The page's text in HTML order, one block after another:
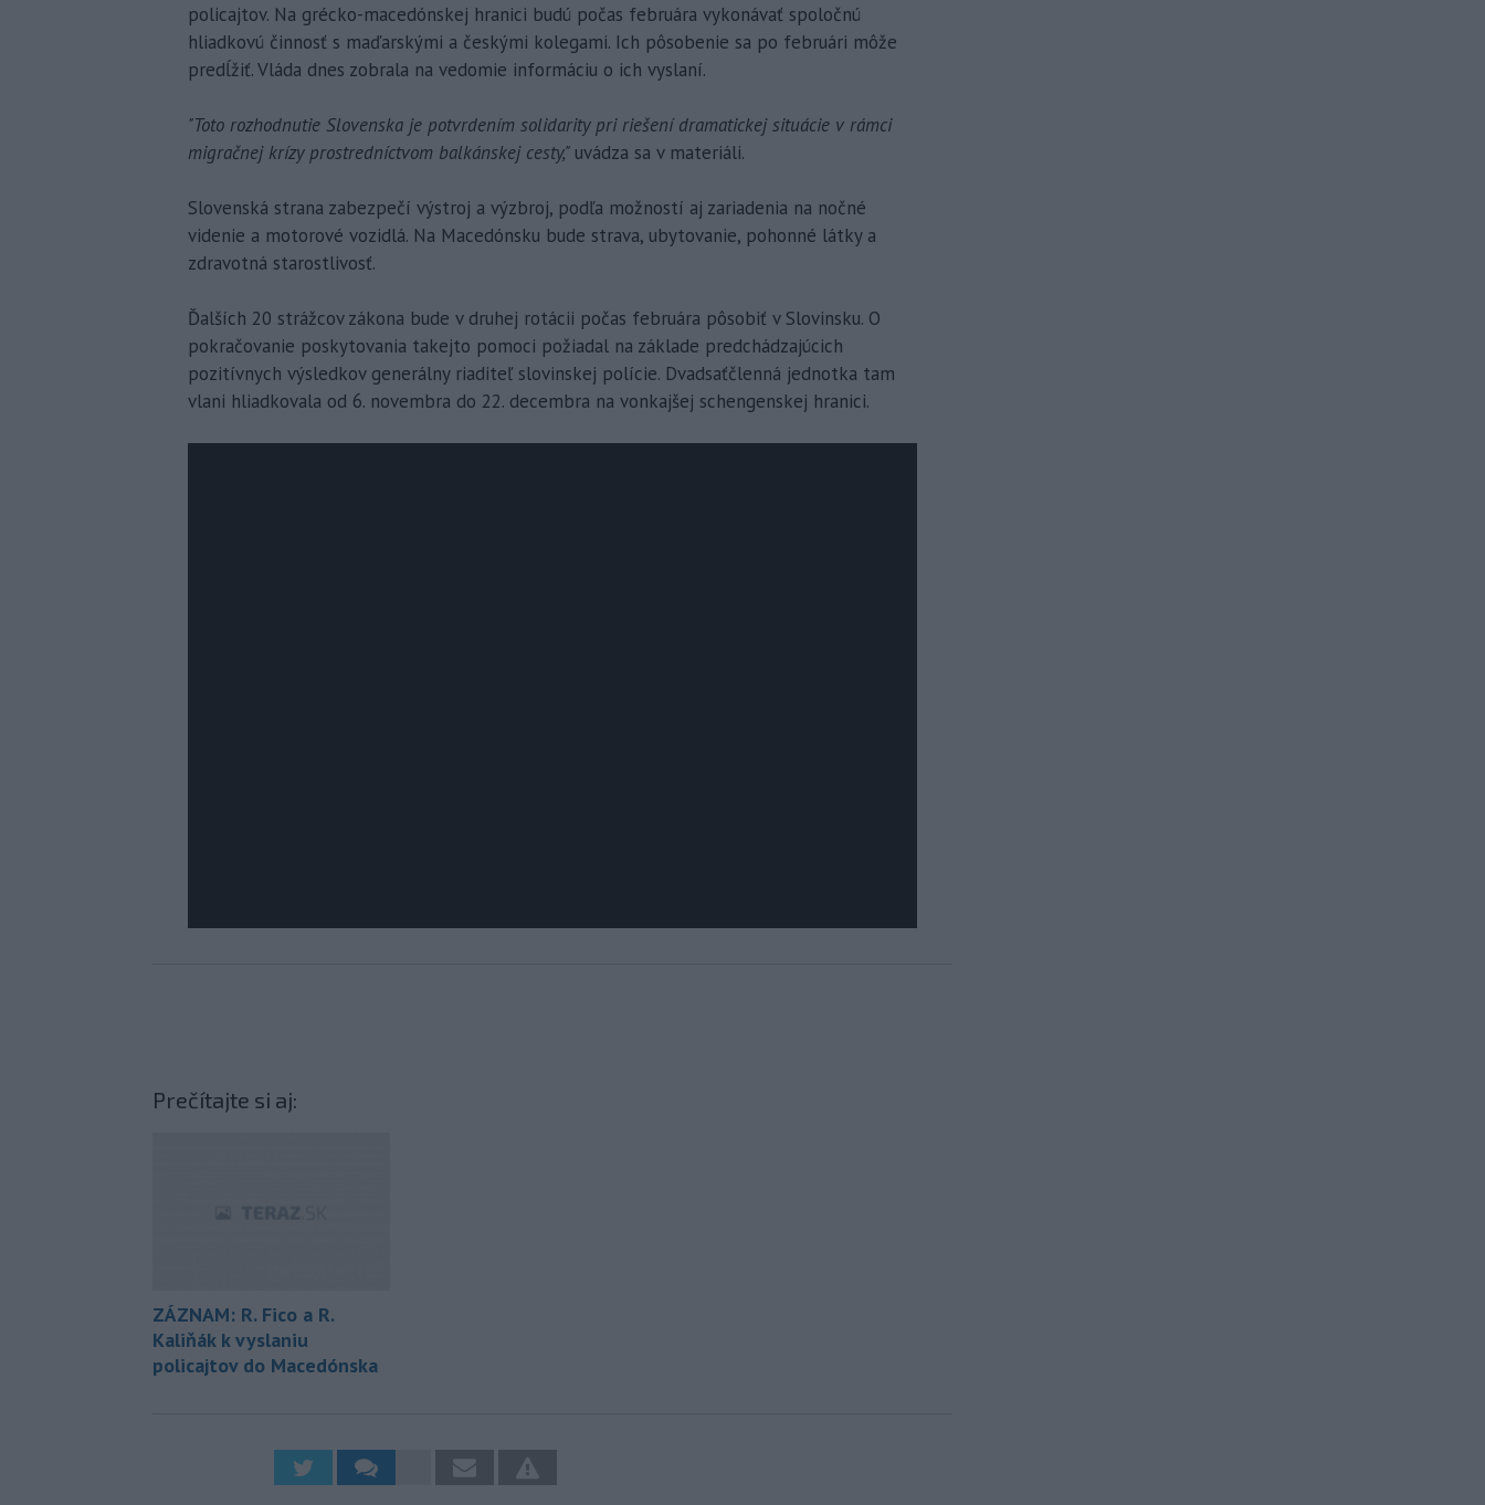
policajtov. Na grécko-macedónskej hranici budú počas februára vykonávať spoločnú
hliadkovú činnosť s maďarskými a českými kolegami. Ich pôsobenie sa po februári môže
predĺžiť. Vláda dnes zobrala na vedomie informáciu o ich vyslaní.
"Toto rozhodnutie Slovenska je potvrdením solidarity pri riešení dramatickej situácie v rámci
migračnej krízy prostredníctvom balkánskej cesty," uvádza sa v materiáli.
Slovenská strana zabezpečí výstroj a výzbroj, podľa možností aj zariadenia na nočné
videnie a motorové vozidlá. Na Macedónsku bude strava, ubytovanie, pohonné látky a
zdravotná starostlivosť.
Ďalších 20 strážcov zákona bude v druhej rotácii počas februára pôsobiť v Slovinsku. O
pokračovanie poskytovania takejto pomoci požiadal na základe predchádzajúcich
pozitívnych výsledkov generálny riaditeľ slovinskej polície. Dvadsaťčlenná jednotka tam
vlani hliadkovala od 6. novembra do 22. decembra na vonkajšej schengenskej hranici.
Prečítajte si aj:
ZÁZNAM: R. Fico a R.
Kaliňák k vyslaniu
policajtov do Macedónska